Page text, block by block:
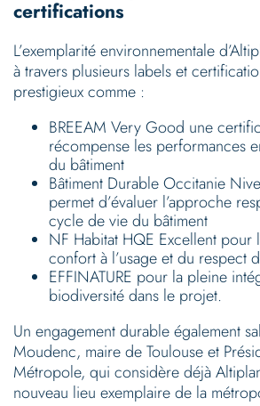
certifications
L’exemplarité environnementale
à travers plusieurs labels et
prestigieux comme :
BREEAM Very Good une
récompense les performances
du bâtiment
Bâtiment Durable Occitanie
permet d’évaluer l’approche
cycle de vie du bâtiment
NF Habitat HQE Excellent
confort à l’usage et du respect
EFFINATURE pour la pleine
biodiversité dans le projet.
Un engagement durable également
Moudenc, maire de Toulouse et
Métropole, qui considère déjà
nouveau lieu exemplaire de la